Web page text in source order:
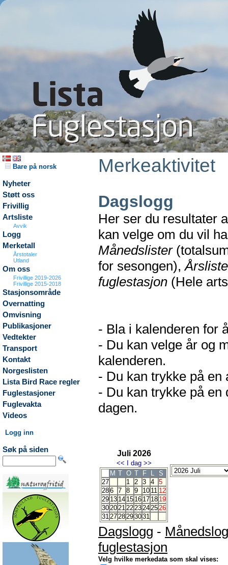
Bare på norsk
Nyheter
Støtt oss
Frivillig
Artsliste
Avvik
Logg
Merketall
Årstotaler
Utland
Om oss
Frivillige 2019-2026
Frivillige 2015-2018
Stasjonsområde
Overnatting
Omvisning
Publikasjoner
Vedtekter
Transport
Kontakt
Norgeslisten
Lista Bird Race regler
Fuglestasjoner
Fuglevakta
Videos
Logg inn
Søk på siden
Merkeaktivitet
Dagslogg
Her ser du resultater
kan velge om du vil
Månedslister
for sesongen),
fuglestasjon (Hele
- Bla i kalenderen for
- Du kan velge år og
kalenderen.
- Du kan trykke på en
- Du kan trykke på en
dagen.
Juli 2026
<< I dag >>
M T O T F L
S
27
1 2 3 4 5
286 7 8 9 10 11 12
29 13 14 15 16 17 18 19
3020212223242526
312728293031
Dagslogg -
fuglestasjon
Velg hvilke merkedata som skal vises: